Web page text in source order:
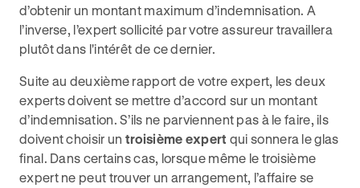
d’obtenir un montant maximum d’indemnisation. A
l’inverse, l’expert sollicité par votre assureur travaillera
plutôt dans l'intérêt de ce dernier.
Suite au deuxième rapport de votre expert, les deux
experts doivent se mettre d’accord sur un montant
d’indemnisation. S’ils ne parviennent pas à le faire, ils
doivent choisir un troisième expert qui sonnera le glas
final. Dans certains cas, lorsque même le troisième
expert ne peut trouver un arrangement, l’affaire se